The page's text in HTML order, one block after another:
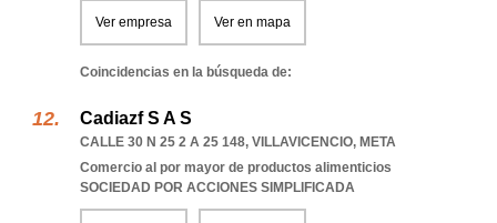
Ver empresa Ver en mapa
Coincidencias en la búsqueda de:
Cadiazf S A S
CALLE 30 N 25 2 A 25 148, VILLAVICENCIO, META
Comercio al por mayor de productos alimenticios
SOCIEDAD POR ACCIONES SIMPLIFICADA